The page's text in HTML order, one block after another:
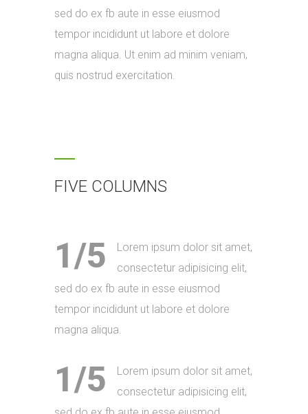
sed do ex fb aute in esse eiusmod
tempor incididunt ut labore et dolore
magna aliqua. Ut enim ad minim veniam,
quis nostrud exercitation.
FIVE COLUMNS
1/5
Lorem ipsum dolor sit amet,
consectetur adipisicing elit,
sed do ex fb aute in esse eiusmod
tempor incididunt ut labore et dolore
magna aliqua.
1/5
Lorem ipsum dolor sit amet,
consectetur adipisicing elit,